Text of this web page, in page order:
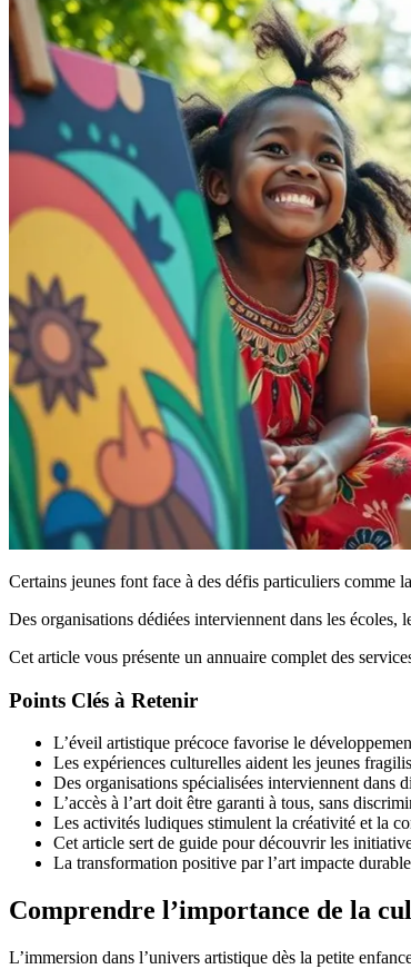
Certains jeunes font face à des défis particuliers comme
Des organisations dédiées interviennent dans les écoles,
Cet article vous présente un annuaire complet des
Points Clés à Retenir
L’éveil artistique précoce favorise le
Les expériences culturelles aident les jeunes
Des organisations spécialisées interviennent dans
L’accès à l’art doit être garanti à tous, sans
Les activités ludiques stimulent la créativité et la
Cet article sert de guide pour découvrir les
La transformation positive par l’art impacte
Comprendre l’importance de la
L’immersion dans l’univers artistique dès la petite